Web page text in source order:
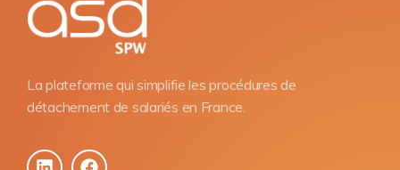
La plateforme qui simplifie les procédures de
détachement de salariés en France.